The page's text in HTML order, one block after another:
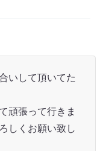
いして頂いてた
頑張って行きま
しくお願い致し